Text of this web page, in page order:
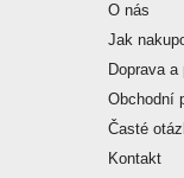
O nás
Jak
Doprava a
Obchodní
Časté
Kontakt